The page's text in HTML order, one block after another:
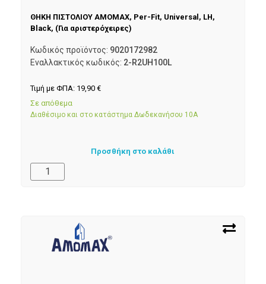
ΘΗΚΗ ΠΙΣΤΟΛΙΟΥ AMOMAX, Per-Fit, Universal, LH,
Black, (Για αριστερόχειρες)
Κωδικός προϊόντος: 9020172982
Εναλλακτικός κωδικός: 2-R2UH100L
Τιμή με ΦΠΑ: 19,90 €
Σε απόθεμα
Διαθέσιμο και στο κατάστημα Δωδεκανήσου 10Α
Προσθήκη στο καλάθι